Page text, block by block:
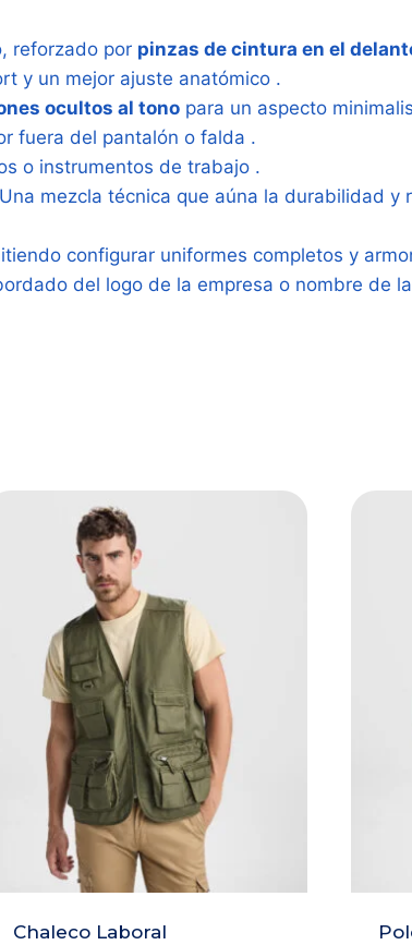
reforzado por pinzas de cintura en el
y un mejor ajuste anatómico .
ocultos al tonopara un aspecto
fuera del pantalón o falda .
o instrumentos de trabajo .
mezcla técnica que aúna la durabilidad y
configurar uniformes completos y
del logo de la empresa o nombre de
Chaleco Laboral